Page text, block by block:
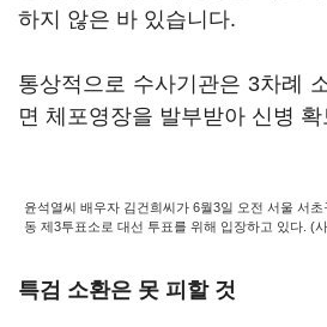
하지 않은 바 있습니다.
통상적으로 수사기관은 3차례
면 체포영장을 발부받아 신병
윤석열씨 배우자 김건희씨가 6월3일 오전 서울 서
동 제3투표소로 대선 투표를 위해 입장하고 있다. (
특검 소환은 못 피할 것